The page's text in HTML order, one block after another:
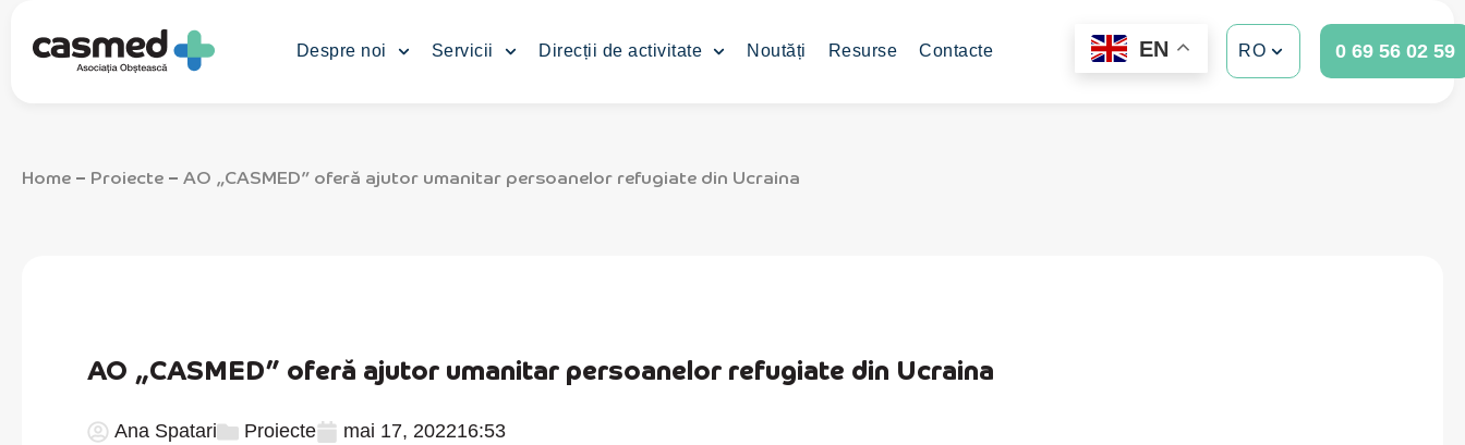
Despre noi Servicii Direcții de activitate Noutăți Resurse Contacte EN RO 0 69 56 02 59
Home – Proiecte – AO „CASMED” oferă ajutor umanitar persoanelor refugiate din Ucraina
AO „CASMED” oferă ajutor umanitar persoanelor refugiate din Ucraina
Ana Spatari Proiecte mai 17, 202216:53